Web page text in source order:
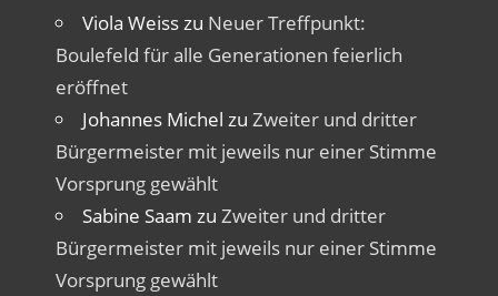
Viola Weisszu Neuer Treffpunkt:
Boulefeld für alle Generationen feierlich
eröffnet
Johannes Michel zu Zweiter und dritter
Bürgermeister mit jeweils nur einer Stimme
Vorsprung gewählt
Sabine Saam zu Zweiter und dritter
Bürgermeister mit jeweils nur einer Stimme
Vorsprung gewählt